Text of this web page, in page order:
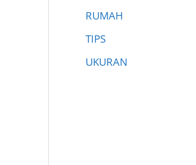
RUMAH
TIPS
UKURAN